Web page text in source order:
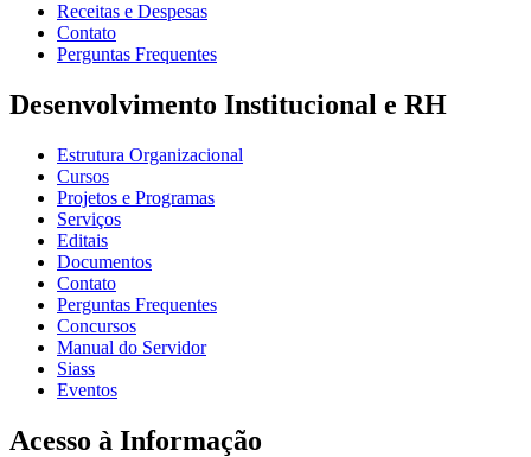
Receitas e Despesas
Contato
Perguntas Frequentes
Desenvolvimento Institucional e RH
Estrutura Organizacional
Cursos
Projetos e Programas
Serviços
Editais
Documentos
Contato
Perguntas Frequentes
Concursos
Manual do Servidor
Siass
Eventos
Acesso à Informação